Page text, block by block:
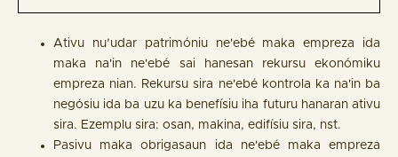
Ativu nu’udar patrimóniu ne'ebé maka empreza ida
maka na'in ne'ebé sai hanesan rekursu ekonómiku
empreza nian. Rekursu sira ne'ebé kontrola ka na'in ba
negósiu ida ba uzu ka benefísiu iha futuru hanaran ativu
sira. Ezemplu sira: osan, makina, edifísiu sira, nst.
Pasivu maka obrigasaun ida ne'ebé maka empreza